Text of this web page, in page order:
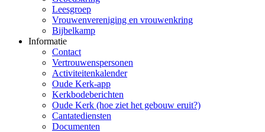
Leesgroep
Vrouwenvereniging en vrouwenkring
Bijbelkamp
Informatie
Contact
Vertrouwenspersonen
Activiteitenkalender
Oude Kerk-app
Kerkbodeberichten
Oude Kerk (hoe ziet het gebouw eruit?)
Cantatediensten
Documenten